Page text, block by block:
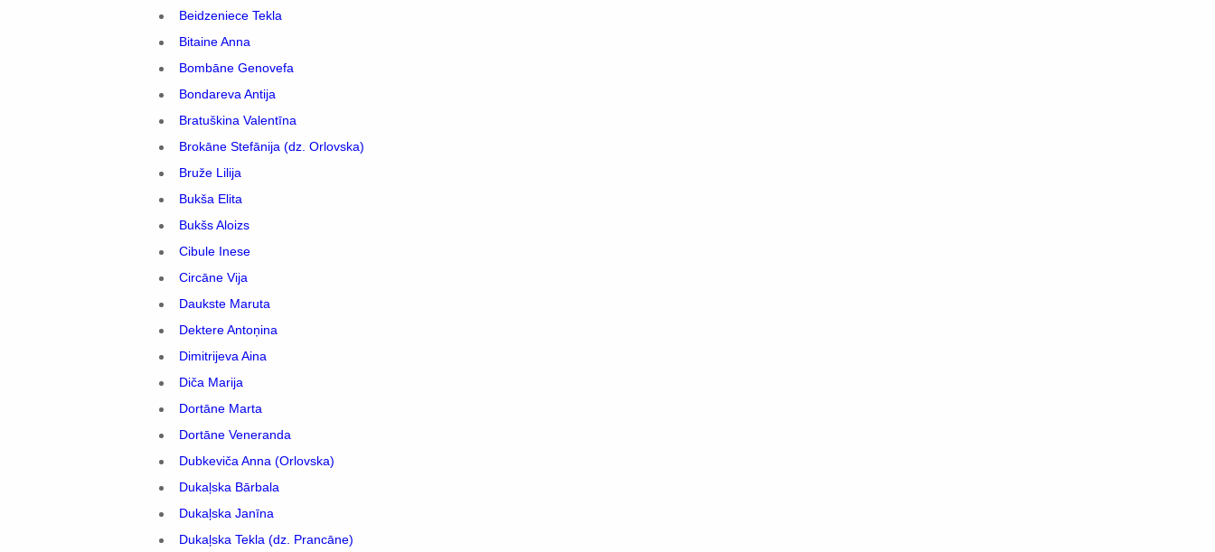
Beidzeniece Tekla
Bitaine Anna
Bombāne Genovefa
Bondareva Antija
Bratuškina Valentīna
Brokāne Stefānija (dz. Orlovska)
Bruže Lilija
Bukša Elita
Bukšs Aloizs
Cibule Inese
Circāne Vija
Daukste Maruta
Dektere Antoņina
Dimitrijeva Aina
Diča Marija
Dortāne Marta
Dortāne Veneranda
Dubkeviča Anna (Orlovska)
Dukaļska Bārbala
Dukaļska Janīna
Dukaļska Tekla (dz. Prancāne)